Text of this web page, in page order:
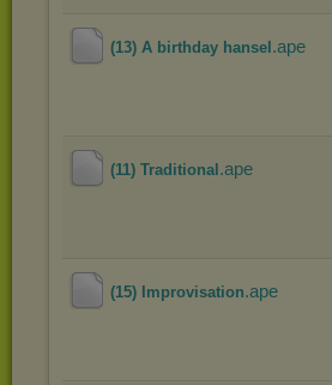
(13) A birthday hansel .ape
(11) Traditional .ape
(15) Improvisation.ape